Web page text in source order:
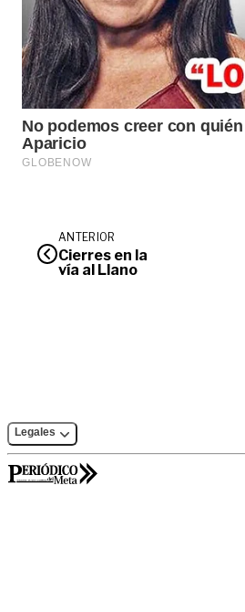
ANTERIOR
Cierres en la
vía al Llano
Legales